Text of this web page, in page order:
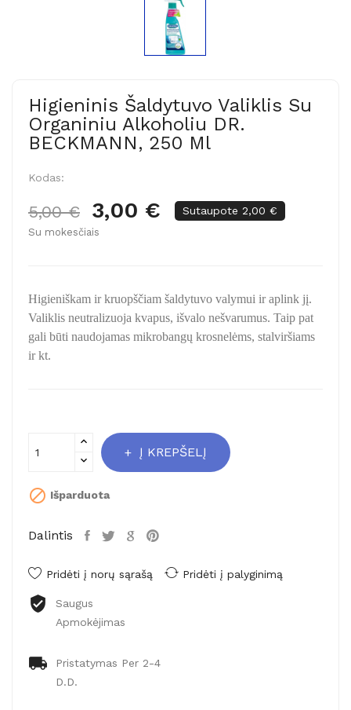
Higieninis Šaldytuvo Valiklis Su
Organiniu Alkoholiu DR.
BECKMANN, 250 Ml
Kodas:
5,00 € 3,00 € Sutaupote 2,00 €
Su mokesčiais
Higieniškam ir kruopščiam šaldytuvo valymui ir aplink jį.
Valiklis neutralizuoja kvapus, išvalo nešvarumus. Taip pat
gali būti naudojamas mikrobangų krosnelėms, stalviršiams
ir kt.
Į KREPŠELĮ
 Išparduota
Dalintis
Pridėti į norų sąrašą Pridėti į palyginimą
Saugus
Apmokėjimas
Pristatymas Per 2-4
D.d.